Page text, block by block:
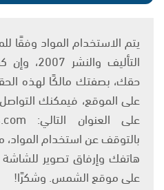
التأليف
حقك، بصفتك مالكًا لهذه
على الموقع، فيمكنك التواصل
بالتوقف عن استخدام
هاتفك وإرفاق تصوير
على موقع الشمس. وشكرًا!